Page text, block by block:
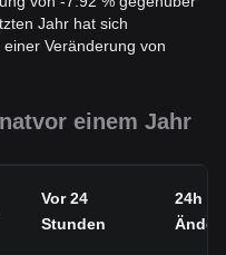
Jahr hat sich
einer Veränderung von
vor einem Jahr
Vor 24
Stunden
24h